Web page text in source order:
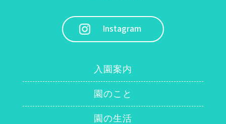
Instagram
入園案内
園のこと
園の生活